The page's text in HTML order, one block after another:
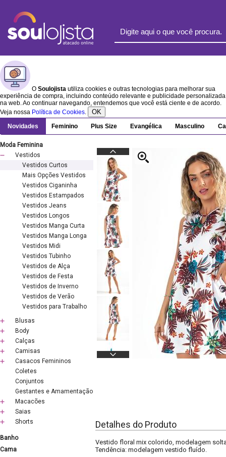
O Soulojista utiliza cookies e outras tecnologias para melhorar sua
experiência de compra, incluindo conteúdo relevante e publicidade personalizada
na web. Ao continuar navegando, entendemos que você está ciente e de acordo.
Veja nossa Política de Cookies. OK
Novidades Feminino Plus Size Evangélica Masculino
Moda Feminina
Vestidos
Vestidos Curtos
Mais Opções Vestidos
Vestidos Ciganinha
Vestidos Estampados
Vestidos Jeans
Vestidos Longos
Vestidos Manga Curta
Vestidos Manga Longa
Vestidos Midi
Vestidos Tubinho
Vestidos de Alça
Vestidos de Festa
Vestidos de Inverno
Vestidos de Verão
Vestidos para Trabalho
Blusas
Body
Calças
Camisas
Casacos Femininos
Coletes
Conjuntos
Gestantes e Amamentação
Macacões
Saias
Shorts
Banho
Cama
Detalhes do Produto
Vestido floral mix colorido, modelagem
Tendência: modelagem vestido fluído.